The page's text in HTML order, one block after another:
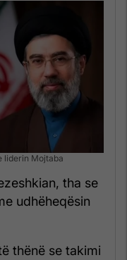
liderin Mojtaba
tha se
udhëheqësin
thënë se takimi